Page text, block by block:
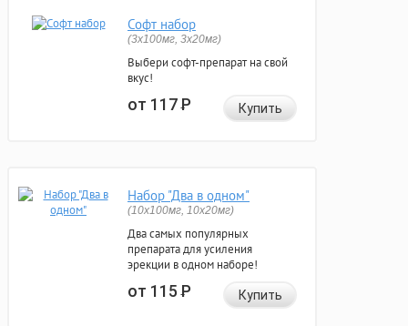
Софт набор
(3x100мг, 3x20мг)
Выбери софт-препарат на свой
вкус!
от 117Р Купить
Набор "Два в одном"
(10x100мг, 10x20мг)
Два самых популярных
препарата для усиления
эрекции в одном наборе!
от 115Р Купить